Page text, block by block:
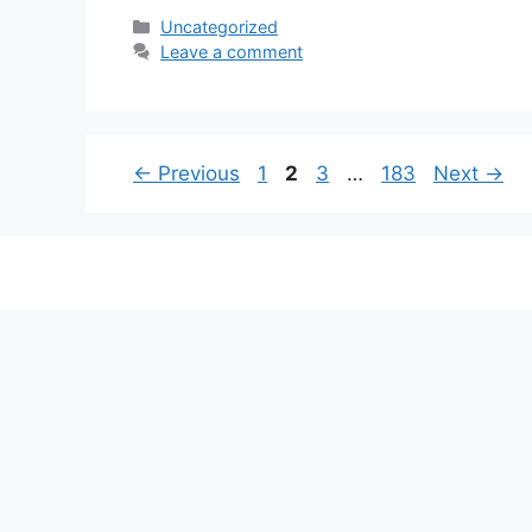
Categories
Uncategorized
Leave a comment
← Previous Page
1 Page
2 Page
3 … Page
183 Next →